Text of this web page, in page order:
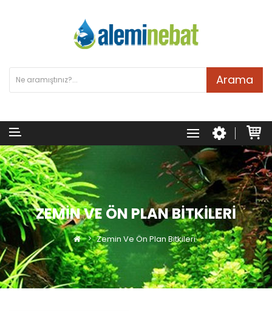
Arama
ZEMIN VE ÖN PLAN BITKILERI
Zemin Ve Ön Plan Bitkileri